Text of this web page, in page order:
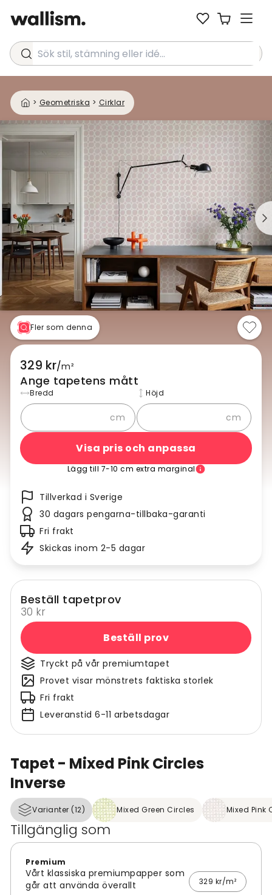
Sök stil, stämning eller idé...
> Geometriska > Cirklar
Tapet - Mixed Pink Circles
Inverse
Varianter (12) Mixed Green Circles Mixed Pink
Tillgänglig som
Premium
Vårt klassiska premiumpapper som
går att använda överallt
329 kr/m²
Fler som denna
329 kr/m²
Ange tapetens mått
Bredd
cm
Höjd
cm
Visa pris och anpassa
Lägg till 7-10 cm extra marginal
Tillverkad i Sverige
30 dagars pengarna-tillbaka-garanti
Fri frakt
Skickas inom 2-5 dagar
Beställ tapetprov
30 kr
Beställ prov
Tryckt på vår premiumtapet
Provet visar mönstrets faktiska storlek
Fri frakt
Leveranstid 6-11 arbetsdagar